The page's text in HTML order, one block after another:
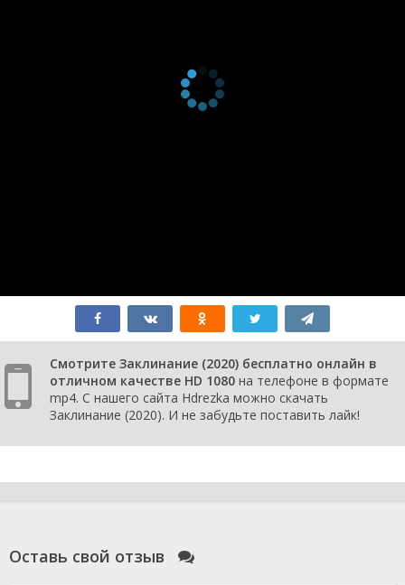
Смотрите Заклинание (2020) бесплатно онлайн в
отличном качестве HD 1080 на телефоне в формате
mp4. С нашего сайта Hdrezka можно скачать
Заклинание (2020). И не забудьте поставить лайк!
Оставь свой отзыв